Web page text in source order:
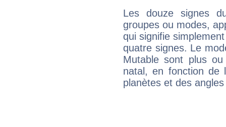
Les douze signes
groupes ou modes,
qui signifie
quatre signes. Le
Mutable sont plus
natal, en fonction de
planètes et des